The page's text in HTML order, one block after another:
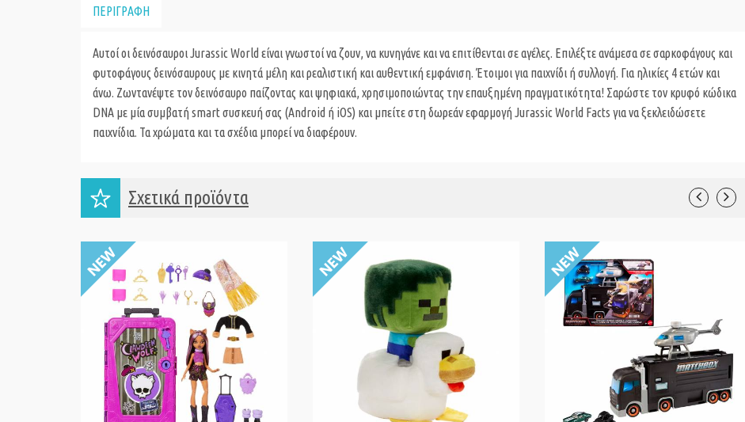
ΠΕΡΙΓΡΑΦΗ
Aυτοί οι δεινόσαυροι Jurassic World είναι γνωστοί να ζουν, να κυνηγάνε και να επιτίθενται σε αγέλες. Επιλέξτε ανάμεσα σε σαρκοφάγους και
φυτοφάγους δεινόσαυρους με κινητά μέλη και ρεαλιστική και αυθεντική εμφάνιση. Έτοιμοι για παιχνίδι ή συλλογή. Για ηλικίες 4 ετών και
άνω. Ζωντανέψτε τον δεινόσαυρο παίζοντας και ψηφιακά, χρησιμοποιώντας την επαυξημένη πραγματικότητα! Σαρώστε τον κρυφό κώδικα
DNA με μία συμβατή smart συσκευή σας (Android ή iOS) και μπείτε στη δωρεάν εφαρμογή Jurassic World Facts για να ξεκλειδώσετε
παιχνίδια. Τα χρώματα και τα σχέδια μπορεί να διαφέρουν.
Σχετικά προϊόντα